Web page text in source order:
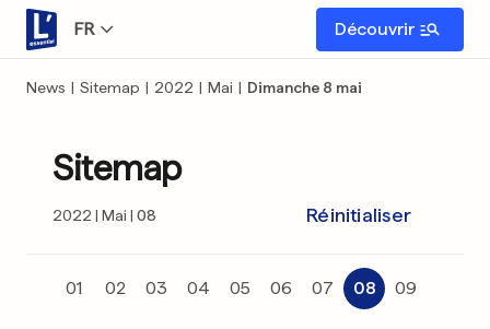
FR Découvrir
News | Sitemap | 2022 | Mai | Dimanche 8 mai
Sitemap
2022 Mai 08 Réinitialiser
01 02 03 04 05 06 07 08 09